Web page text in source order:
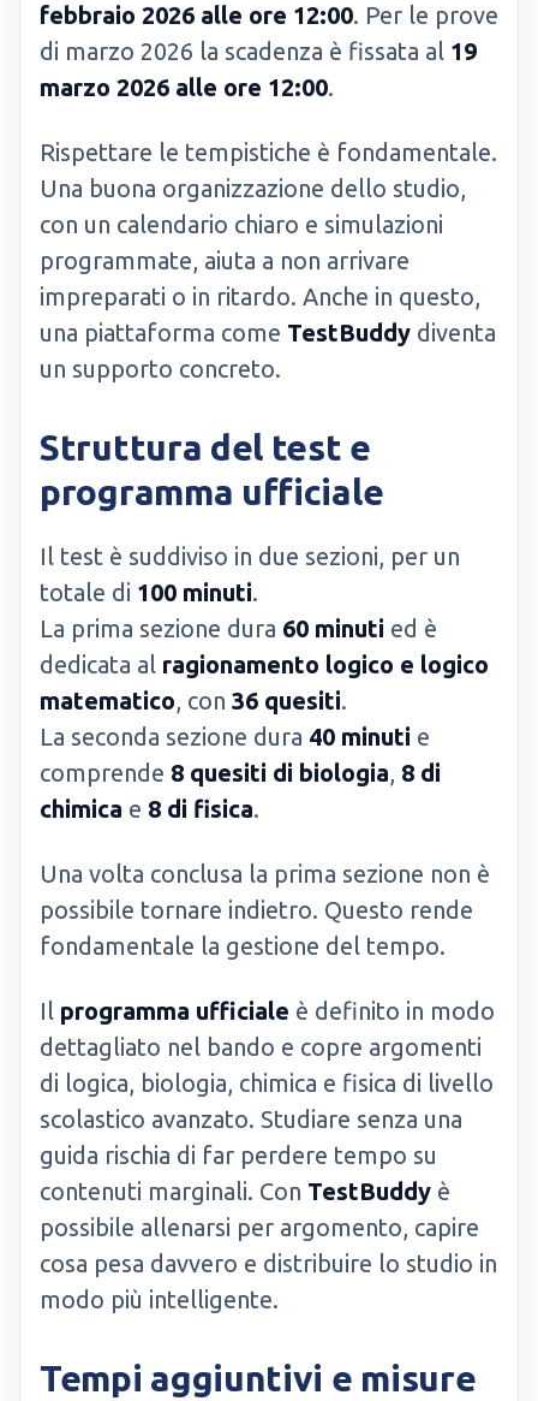
febbraio 2026 alle ore 12:00. Per le prove
di marzo 2026 la scadenza è fissata al 19
marzo 2026 alle ore 12:00.
Rispettare le tempistiche è fondamentale.
Una buona organizzazione dello studio,
con un calendario chiaro e simulazioni
programmate, aiuta a non arrivare
impreparati o in ritardo. Anche in questo,
una piattaforma come TestBuddy diventa
un supporto concreto.
Struttura del test e
programma ufficiale
Il test è suddiviso in due sezioni, per un
totale di 100 minuti.
La prima sezione dura 60 minuti ed è
dedicata al ragionamento logico e logico
matematico, con 36 quesiti.
La seconda sezione dura 40 minuti e
comprende 8 quesiti di biologia, 8 di
chimica e 8 di fisica.
Una volta conclusa la prima sezione non è
possibile tornare indietro. Questo rende
fondamentale la gestione del tempo.
Il programma ufficiale è definito in modo
dettagliato nel bando e copre argomenti
di logica, biologia, chimica e fisica di livello
scolastico avanzato. Studiare senza una
guida rischia di far perdere tempo su
contenuti marginali. Con TestBuddy è
possibile allenarsi per argomento, capire
cosa pesa davvero e distribuire lo studio in
modo più intelligente.
Tempi aggiuntivi e misure